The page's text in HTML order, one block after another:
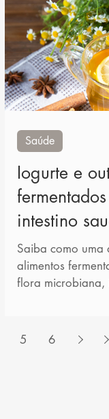
Iogurte e
intestino
Saiba como uma
alimentos
flora microbiana,
Saúde
5 6